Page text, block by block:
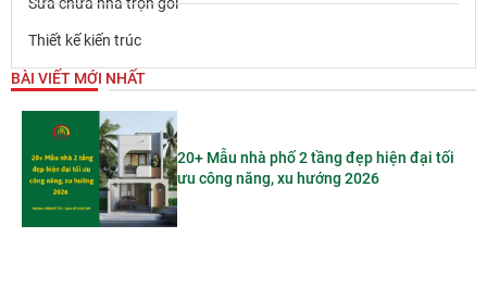
Thiết kế kiến trúc
BÀI VIẾT MỚI NHẤT
20+ Mẫu nhà phố 2 tầng đẹp hiện đại tối
ưu công năng, xu hướng 2026